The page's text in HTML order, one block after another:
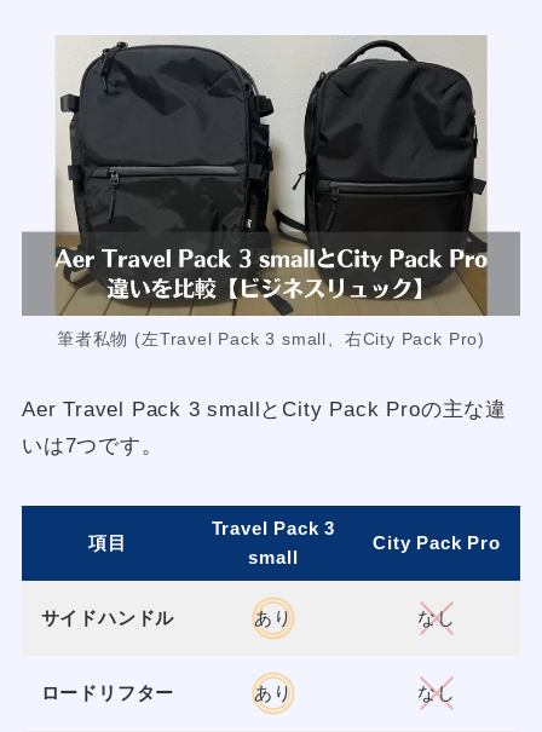
筆者私物 (左Travel Pack 3 small、右City Pack Pro)
Aer Travel Pack 3 smallとCity Pack Proの主な違
いは7つです。
項目
Travel Pack 3
small
City Pack Pro
サイドハンドル あり なし
ロードリフター あり なし